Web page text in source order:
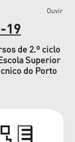
Ouvir
19
de 2.º ciclo
Superior
do Porto